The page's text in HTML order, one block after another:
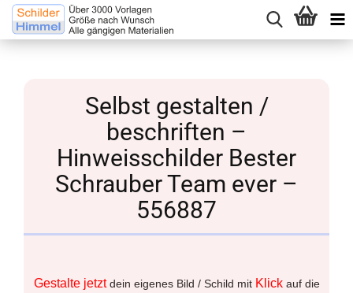
Selbst gestalten /
beschriften –
Hinweisschilder Bester
Schrauber Team ever –
556887
Gestalte jetztdein eigenes Bild / Schild mit Klickauf die